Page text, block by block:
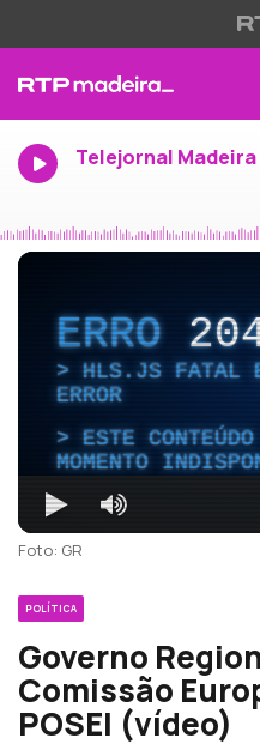
Telejornal Madeira
ERRO
HLS.JS FATAL
ERROR
ESTE
MOMENTO
Foto: GR
POLÍTICA
Governo
Comissão
POSEI (vídeo)